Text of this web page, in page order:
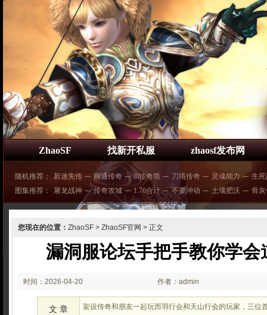
ZhaoSF 找新开私服 zhaosf发布网
随机推荐： 新迷失传 ─ 网通传奇 ─ 8l传奇简 ─ 刀塔传奇 ─ 灵魂能力 ─ 生
图集推荐：
屠龙战神 ─ 传奇攻城 ─ 1.76合计 ─ 不要冲动 ─ 土壤肥沃 ─ 骨
您现在的位置： ZhaoSF > ZhaoSF官网 > 正文
漏洞服论坛手把手教你学会
时间：2026-04-20
02:23:02
作者：admin
文 章
架设传奇和朋友一起玩而羽行会和天山行会的玩家，三位